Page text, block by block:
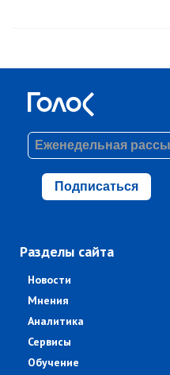
Подписаться
Разделы сайта
Новости
Мнения
Аналитика
Сервисы
Обучение